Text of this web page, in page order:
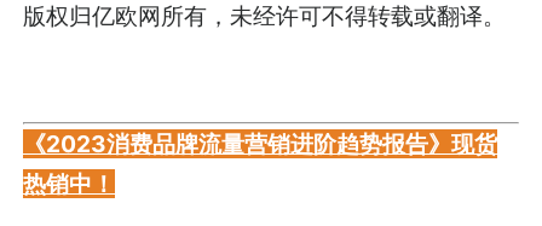
版权归亿欧网所有，未经许可不得转载或翻译。
《2023消费品牌流量营销进阶趋势报告》现货
热销中！